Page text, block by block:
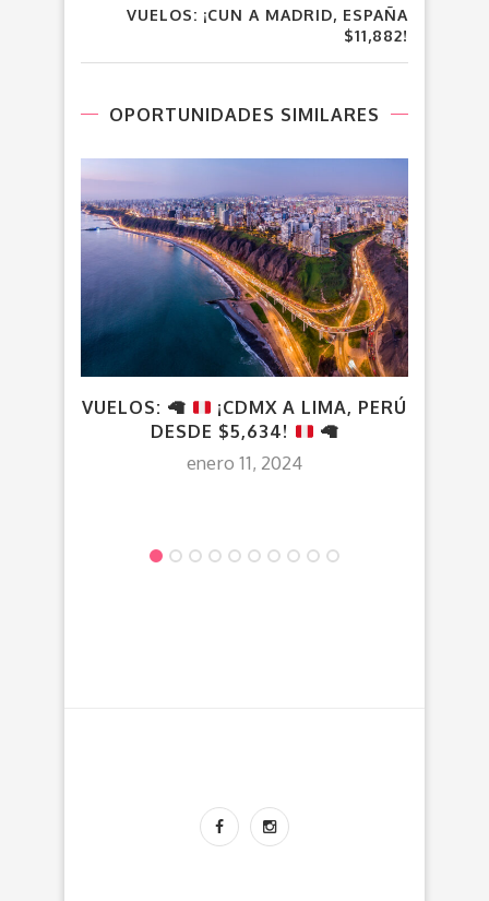
VUELOS: ¡CUN A MADRID, ESPAÑA
$11,882!
OPORTUNIDADES SIMILARES
VUELOS: 🦙
¡CDMX A LIMA, PERÚ
DESDE $5,634!
🦙
enero 11, 2024